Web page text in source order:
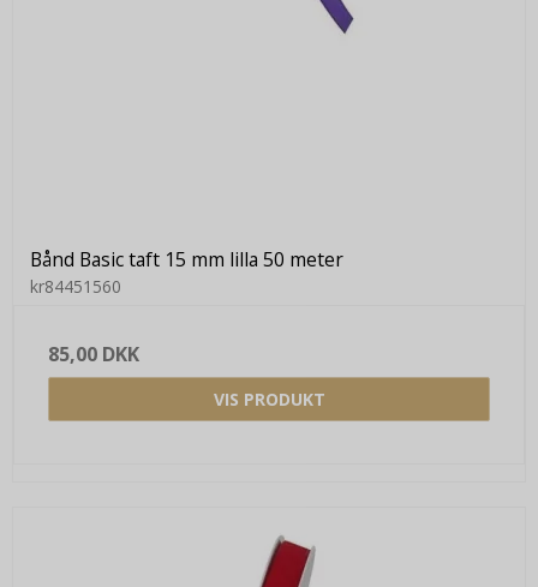
Bånd Basic taft 15 mm lilla 50 meter
kr84451560
85,00 DKK
VIS PRODUKT